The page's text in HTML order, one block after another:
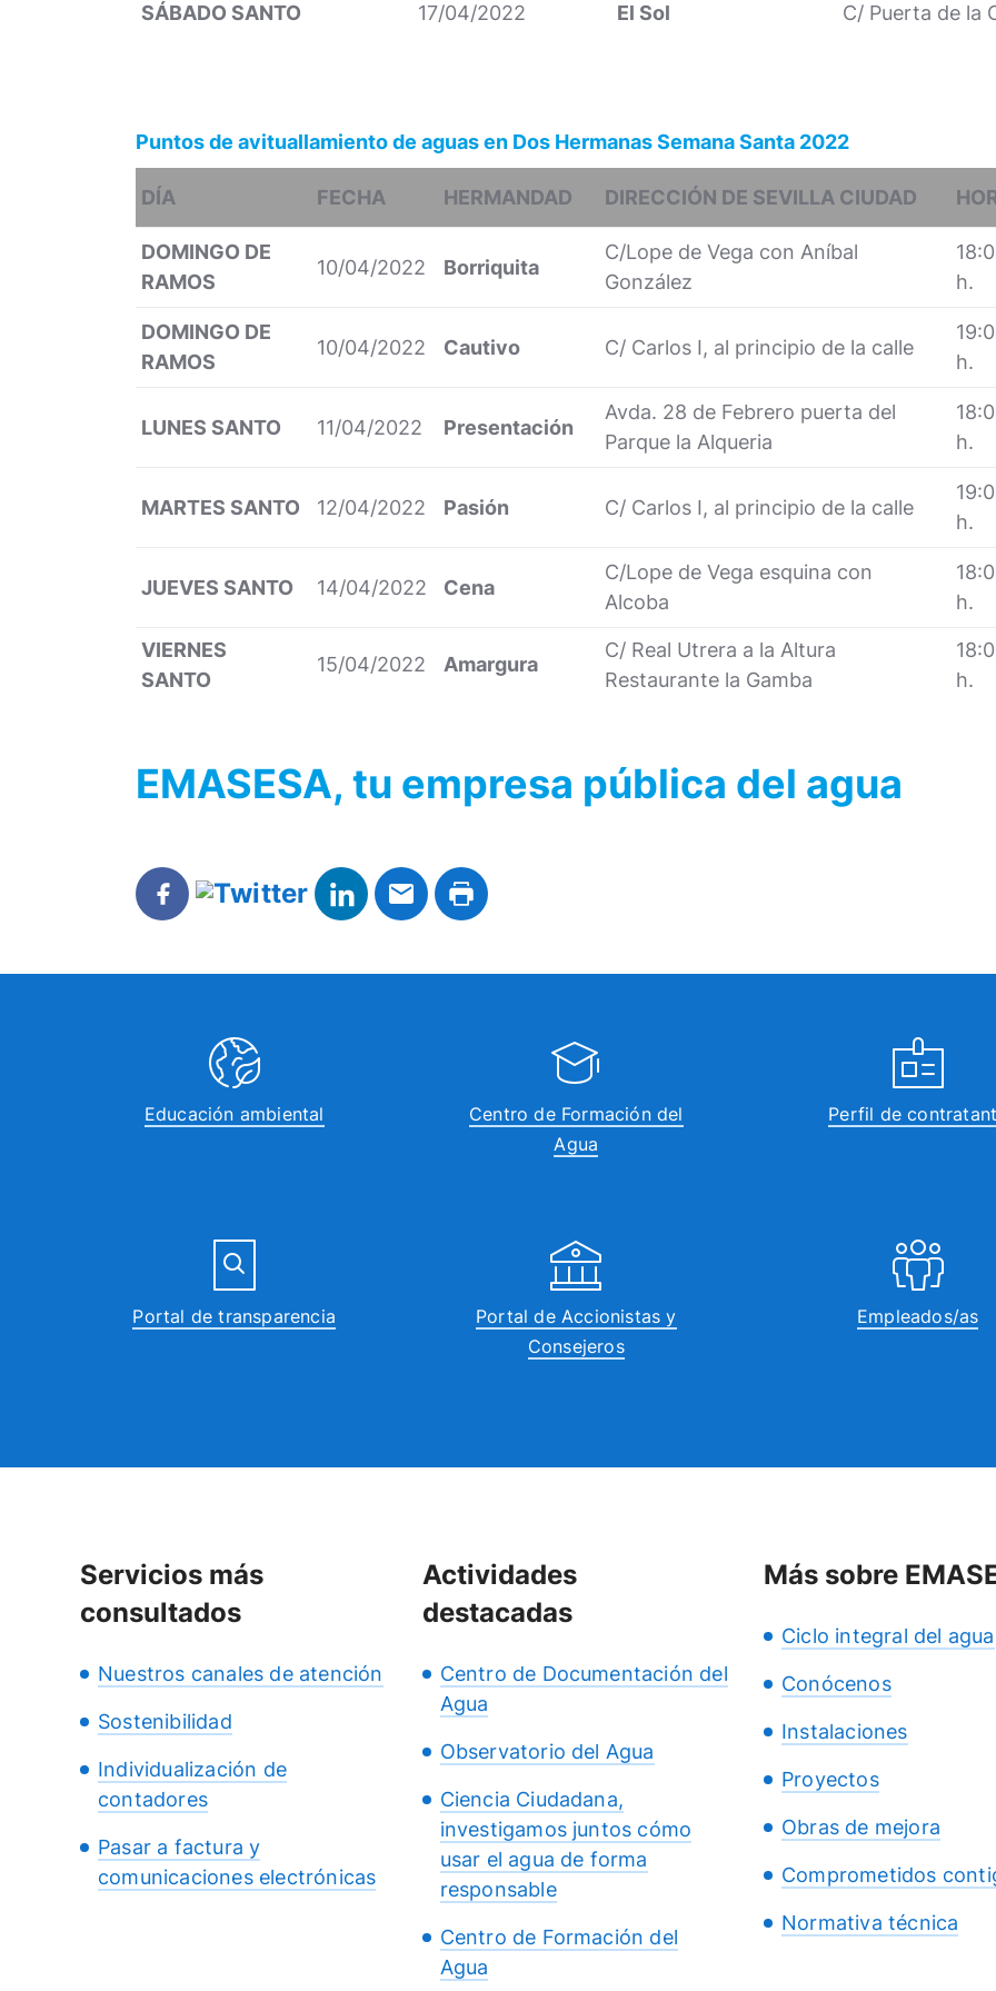
SÁBADO SANTO
17/04/2022 El Sol C/ Puerta de la
Puntos de avituallamiento de aguas en Dos Hermanas Semana Santa 2022
DÍA FECHA HERMANDAD DIRECCIÓN DE SEVILLA CIUDAD
DOMINGO DE
RAMOS
10/04/2022 Borriquita
C/Lope de Vega con Aníbal
González
h.
DOMINGO DE
RAMOS
10/04/2022 Cautivo C/ Carlos I, al principio de la calle
h.
LUNES SANTO 11/04/2022 Presentación
Avda. 28 de Febrero puerta del
Parque la Alqueria
h.
MARTES SANTO 12/04/2022 Pasión C/ Carlos I, al principio de la calle
h.
JUEVES SANTO 14/04/2022 Cena
C/Lope de Vega esquina con
Alcoba
h.
VIERNES
SANTO
15/04/2022 Amargura
C/ Real Utrera a la Altura
Restaurante la Gamba
h.
EMASESA, tu empresa pública del agua
Educación ambiental
Centro de Formación del
Agua
Perfil de
Portal de transparencia
Portal de Accionistas y
Consejeros
Empleados/as
Servicios más
consultados
Nuestros canales de atención
Sostenibilidad
Individualización de
contadores
Pasar a factura y
comunicaciones electrónicas
Actividades
destacadas
Centro de Documentación del
Agua
Observatorio del Agua
Ciencia Ciudadana,
investigamos juntos cómo
usar el agua de forma
responsable
Centro de Formación del
Agua
Más sobre
Ciclo integral del agua
Conócenos
Instalaciones
Proyectos
Obras de mejora
Comprometidos
Normativa técnica